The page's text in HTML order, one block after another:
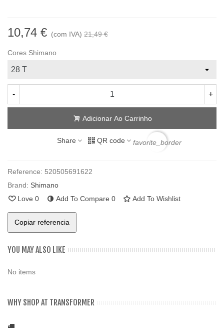
10,74 € (com IVA) 21,49 €
Cores Shimano
- +
Adicionar Ao Carrinho
Share QR code favorite_border
Reference: 520505691622
Brand: Shimano
Love 0 Add To Compare 0 Add To Wishlist
Copiar referencia
YOU MAY ALSO LIKE
No items
WHY SHOP AT TRANSFORMER